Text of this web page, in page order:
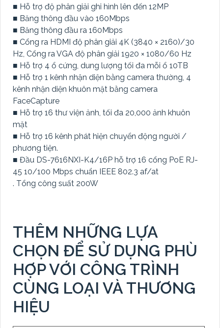
■ Hỗ trợ độ phân giải ghi hình lên đến 12MP
■ Băng thông đầu vào 160Mbps
■ Băng thông đầu ra 160Mbps
■ Cổng ra HDMI độ phân giải 4K (3840 × 2160)/30
Hz, Cổng ra VGA độ phân giải 1920 × 1080/60 Hz
■ Hỗ trợ 4 ổ cứng, dung lượng tối đa mỗi ổ 10TB
■ Hỗ trợ 1 kênh nhận diện bằng camera thường, 4
kênh nhận diện khuôn mặt bằng camera
FaceCapture
■ Hỗ trợ 16 thư viện ảnh, tối đa 20,000 ảnh khuôn
mặt
■ Hỗ trợ 16 kênh phát hiện chuyển động người /
phương tiện.
■ Đầu DS-7616NXI-K4/16P hỗ trợ 16 cổng PoE RJ-
45 10/100 Mbps chuẩn IEEE 802.3 af/at
. Tổng công suất 200W
THÊM NHỮNG LỰA
CHỌN ĐỂ SỬ DỤNG PHÙ
HỢP VỚI CÔNG TRÌNH
CÙNG LOẠI VÀ THƯƠNG
HIỆU